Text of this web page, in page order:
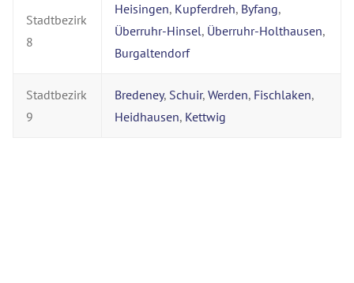
Stadtbezirk
8
Heisingen, Kupferdreh, Byfang,
Überruhr-Hinsel, Überruhr-Holthausen,
Burgaltendorf
Stadtbezirk
9
Bredeney, Schuir, Werden, Fischlaken,
Heidhausen, Kettwig